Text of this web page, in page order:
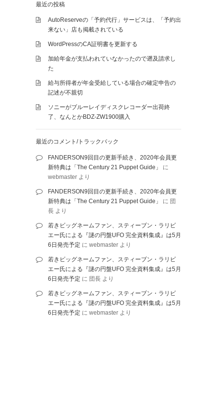
最近の投稿
AutoReserveの「予約代行」サービスは、「予約出
来ない」店も掲載されている
WordPressのCA証明書を更新する
加給年金が支払われていなかったので遡及請求し
た
給与所得者が年金受給している場合の確定申告の
記述が不親切
ソニーがブルーレイディスクレコーダー出荷終
了、なんとかBDZ-ZW1900購入
最近のコメント/トラックバック
FANDERSON9回目の更新手続き、2020年会員更
新特典は「The Century 21 Puppet Guide」
に
webmaster より
FANDERSON9回目の更新手続き、2020年会員更
新特典は「The Century 21 Puppet Guide」
に 団
長 より
若きビッグネームファン、スティーブン・ラリビ
エー氏による『謎の円盤UFO 完全資料集成』は5月
6日発売予定 に webmaster より
若きビッグネームファン、スティーブン・ラリビ
エー氏による『謎の円盤UFO 完全資料集成』は5月
6日発売予定 に 団長 より
若きビッグネームファン、スティーブン・ラリビ
エー氏による『謎の円盤UFO 完全資料集成』は5月
6日発売予定 に webmaster より